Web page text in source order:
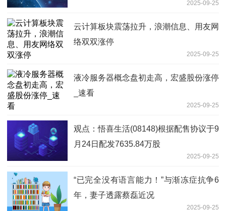
2025-09-25
云计算板块震荡拉升，浪潮信息、用友网
络双双涨停
2025-09-25
液冷服务器概念盘初走高，宏盛股份涨停
_速看
2025-09-25
观点：悟喜生活(08148)根据配售协议于9
月24日配发7635.84万股
2025-09-25
“已完全没有语言能力！”与渐冻症抗争6
年，妻子透露蔡磊近况
2025-09-25